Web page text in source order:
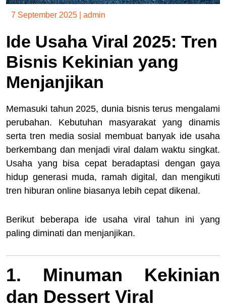
7 September 2025 admin
Ide Usaha Viral 2025: Tren
Bisnis Kekinian yang
Menjanjikan
Memasuki tahun 2025, dunia bisnis terus mengalami
perubahan. Kebutuhan masyarakat yang dinamis
serta tren media sosial membuat banyak ide usaha
berkembang dan menjadi viral dalam waktu singkat.
Usaha yang bisa cepat beradaptasi dengan gaya
hidup generasi muda, ramah digital, dan mengikuti
tren hiburan online biasanya lebih cepat dikenal.
Berikut beberapa ide usaha viral tahun ini yang
paling diminati dan menjanjikan.
1. Minuman Kekinian
dan Dessert Viral